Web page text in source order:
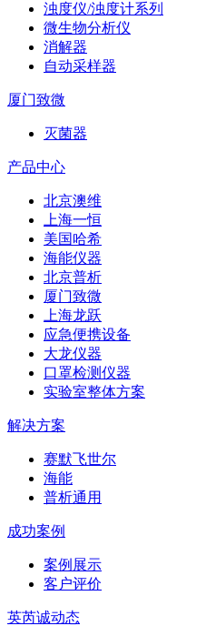
浊度仪/浊度计系列
微生物分析仪
消解器
自动采样器
厦门致微
灭菌器
产品中心
北京澳维
上海一恒
美国哈希
海能仪器
北京普析
厦门致微
上海龙跃
应急便携设备
大龙仪器
口罩检测仪器
实验室整体方案
解决方案
赛默飞世尔
海能
普析通用
成功案例
案例展示
客户评价
英芮诚动态